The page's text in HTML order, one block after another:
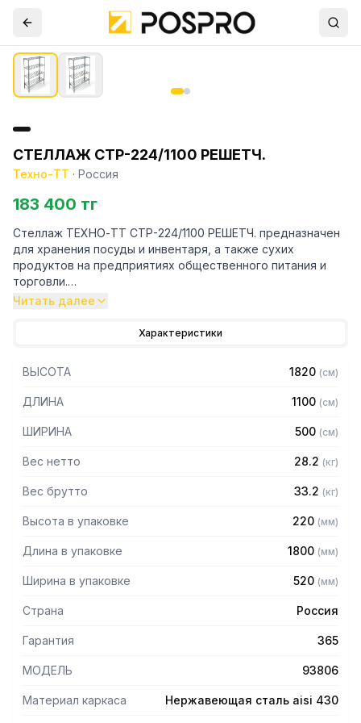
СТЕЛЛАЖ СТР-224/1100 РЕШЕТЧ.
Техно-ТТ · Россия
183 400 тг
Стеллаж ТЕХНО-ТТ СТР-224/1100 РЕШЕТЧ. предназначен
для хранения посуды и инвентаря, а также сухих
продуктов на предприятиях общественного питания и
торговли.
430 толщиной 2 мм
— Четыре решетчатые полки из нержавеющей стали
марки AISI 304 толщиной 0,8 мм
— Расстояние между полками регулируемое с шагом 50
— Регулируемые опоры
Читать далее
Характеристики
ВЫСОТА 1820 (см)
ДЛИНА 1100 (см)
ШИРИНА 500 (см)
Вес нетто 28.2 (кг)
Вес брутто 33.2 (кг)
Высота в упаковке 220 (мм)
Длина в упаковке 1800 (мм)
Ширина в упаковке 520 (мм)
Страна Россия
Гарантия 365
МОДЕЛЬ 93806
Материал каркаса Нержавеющая сталь aisi 430